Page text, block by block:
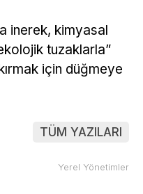
inerek, kimyasal
tuzaklarla”
için düğmeye
TÜM YAZILARI
Yerel Yönetimler